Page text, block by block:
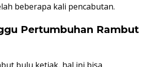
beberapa kali pencabutan.
Pertumbuhan Rambut